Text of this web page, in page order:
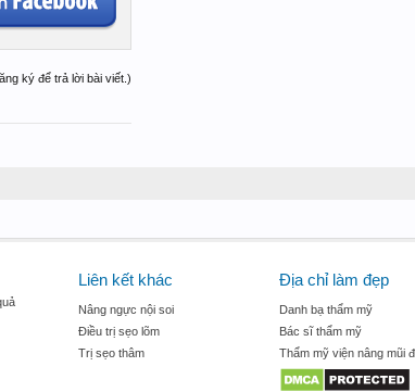
ký để trả lời bài viết.)
Liên kết khác
Nâng ngực nội soi
Điều trị sẹo lõm
Trị sẹo thâm
Địa chỉ làm đẹp
Danh bạ thẩm mỹ
Bác sĩ thẩm mỹ
Thẩm mỹ viện nâng mũi